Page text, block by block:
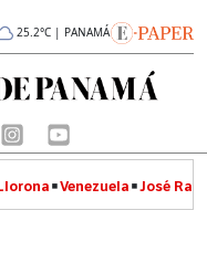
25.2°C | PANAMÁ
Venezuela José